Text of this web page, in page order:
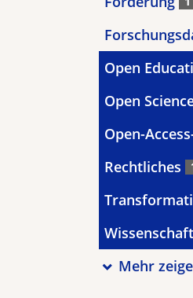
Open
Open
Open-
Rechtliches
Mehr